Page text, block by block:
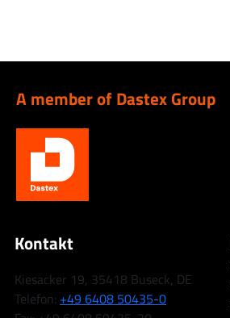
A member of Dastex Group
Kontakt
Kiesacker 19, 35418 Buseck, DE
Telefon: +49 6408 50435-0